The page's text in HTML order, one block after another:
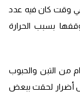
في وقت كان فيه عدد
بسبب الحرارة
من التبن والحبوب
أضرار لحقت ببعض